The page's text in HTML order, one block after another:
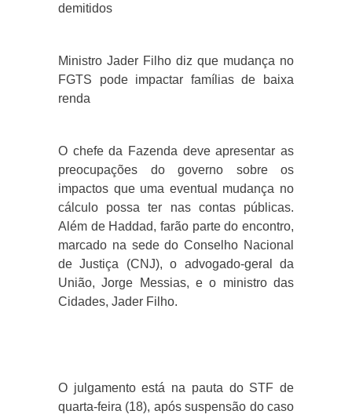
demitidos
Ministro Jader Filho diz que mudança no
FGTS pode impactar famílias de baixa
renda
O chefe da Fazenda deve apresentar as
preocupações do governo sobre os
impactos que uma eventual mudança no
cálculo possa ter nas contas públicas.
Além de Haddad, farão parte do encontro,
marcado na sede do Conselho Nacional
de Justiça (CNJ), o advogado-geral da
União, Jorge Messias, e o ministro das
Cidades, Jader Filho.
O julgamento está na pauta do STF de
quarta-feira (18), após suspensão do caso